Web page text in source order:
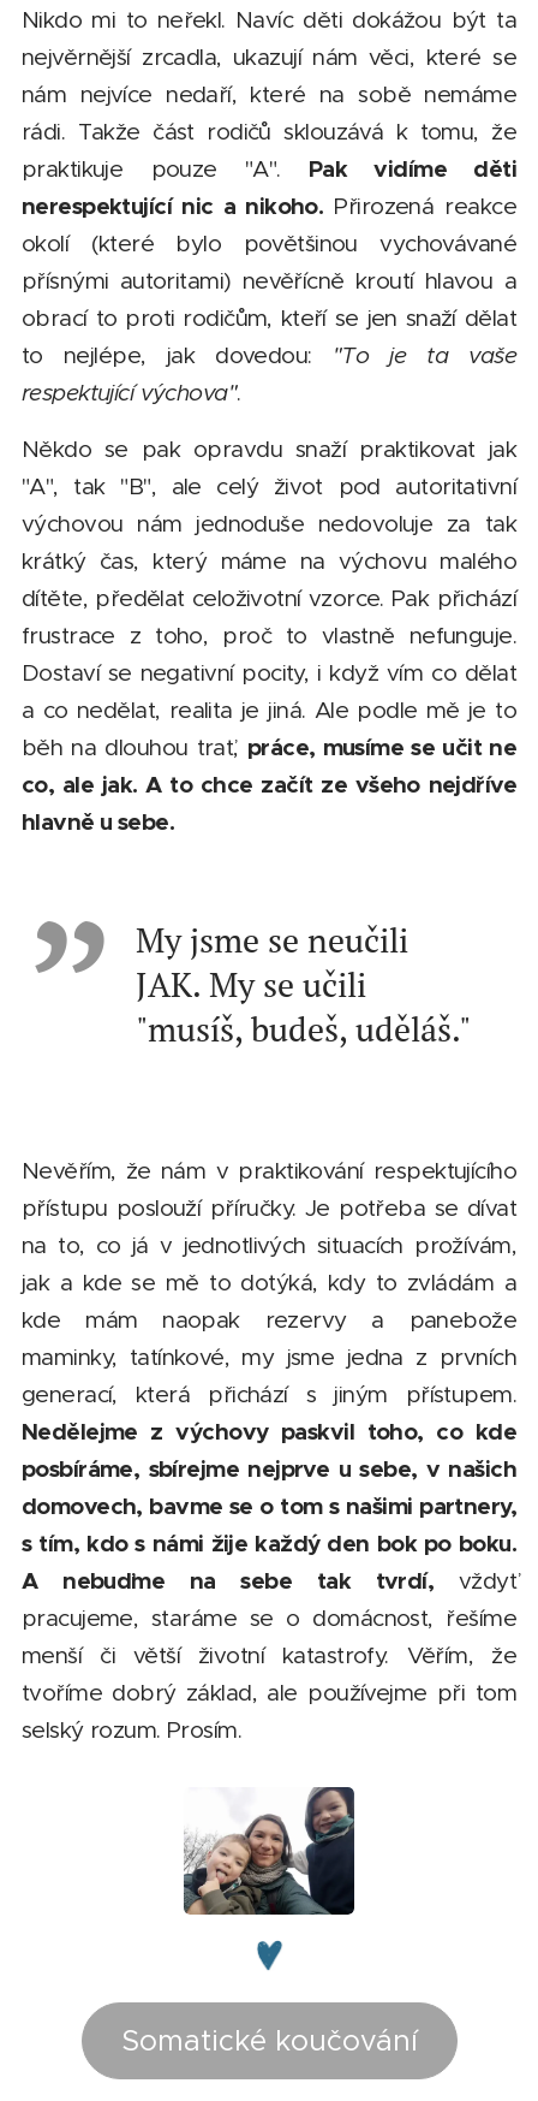
Nikdo mi to neřekl. Navíc děti dokážou být ta
nejvěrnější zrcadla, ukazují nám věci, které se
nám nejvíce nedaří, které na sobě nemáme
rádi. Takže část rodičů sklouzává k tomu, že
praktikuje pouze "A". Pak vidíme děti
nerespektující nic a nikoho. Přirozená reakce
okolí (které bylo povětšinou vychovávané
přísnými autoritami) nevěřícně kroutí hlavou a
obrací to proti rodičům, kteří se jen snaží dělat
to nejlépe, jak dovedou: "To je ta vaše
respektující výchova".
Někdo se pak opravdu snaží praktikovat jak
"A", tak "B", ale celý život pod autoritativní
výchovou nám jednoduše nedovoluje za tak
krátký čas, který máme na výchovu malého
dítěte, předělat celoživotní vzorce. Pak přichází
frustrace z toho, proč to vlastně nefunguje.
Dostaví se negativní pocity, i když vím co dělat
a co nedělat, realita je jiná. Ale podle mě je to
běh na dlouhou trať, práce, musíme se učit ne
co, ale jak. A to chce začít ze všeho nejdříve
hlavně u sebe.
My jsme se neučili
JAK. My se učili
"musíš, budeš, uděláš."
Nevěřím, že nám v praktikování respektujícího
přístupu poslouží příručky. Je potřeba se dívat
na to, co já v jednotlivých situacích prožívám,
jak a kde se mě to dotýká, kdy to zvládám a
kde mám naopak rezervy a panebože
maminky, tatínkové, my jsme jedna z prvních
generací, která přichází s jiným přístupem.
Nedělejme z výchovy paskvil toho, co kde
posbíráme, sbírejme nejprve u sebe, v našich
domovech, bavme se o tom s našimi partnery,
s tím, kdo s námi žije každý den bok po boku.
A nebuďme na sebe tak tvrdí, vždyť
pracujeme, staráme se o domácnost, řešíme
menší či větší životní katastrofy. Věřím, že
tvoříme dobrý základ, ale používejme při tom
selský rozum. Prosím.
Somatické koučování